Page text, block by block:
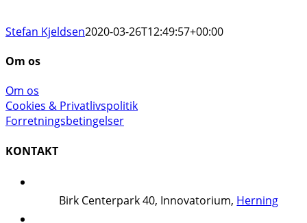
Stefan Kjeldsen2020-03-26T12:49:57+00:00
Om os
Om os
Cookies & Privatlivspolitik
Forretningsbetingelser
KONTAKT
Birk Centerpark 40, Innovatorium, Herning